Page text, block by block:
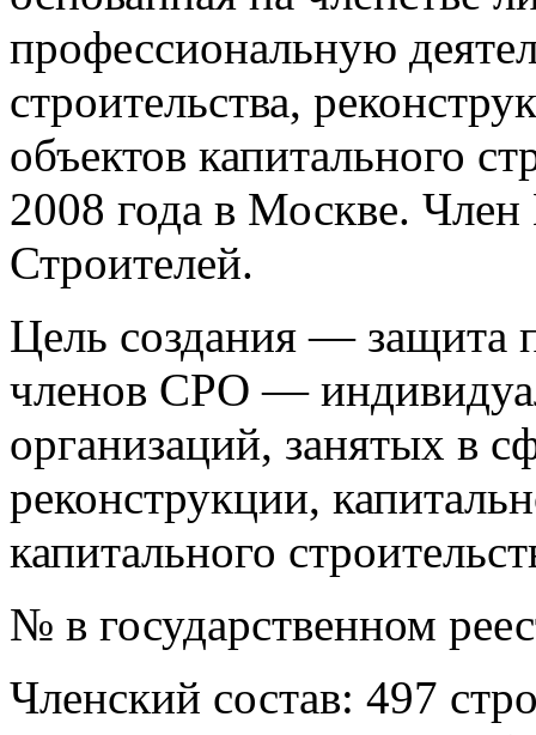
профессиональную
строительства,
объектов капитального
2008 года в Москве.
Строителей.
Цель создания — защита
членов СРО —
организаций, занятых в
реконструкции,
капитального
№ в государственном
Членский состав: 497